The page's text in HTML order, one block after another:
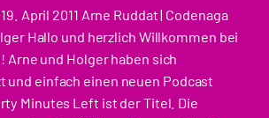
April 2011 Arne Ruddat | Codenaga
Hallo und herzlich Willkommen bei
Arne und Holger haben sich
und einfach einen neuen Podcast
Minutes Left ist der Titel. Die